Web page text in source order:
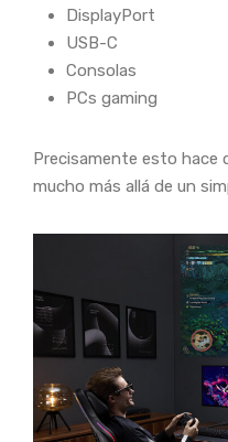
DisplayPort
USB-C
Consolas
PCs gaming
Precisamente esto hace
mucho más allá de un